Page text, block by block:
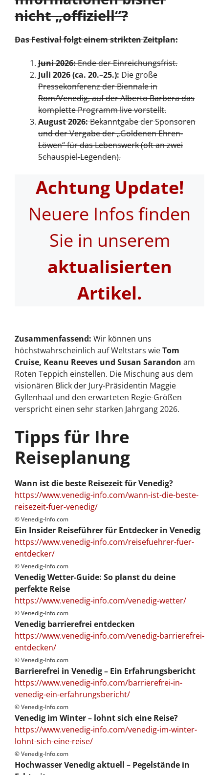
nicht „offiziell“?
Das Festival folgt einem strikten Zeitplan:
Juni 2026:Ende der Einreichungsfrist.
Juli 2026 (ca. 20.–25.):Die große
Pressekonferenz der Biennale in
Rom/Venedig, auf der Alberto Barbera das
komplette Programm live vorstellt.
August 2026:Bekanntgabe der Sponsoren
und der Vergabe der „Goldenen Ehren-
Löwen“ für das Lebenswerk (oft an zwei
Schauspiel-Legenden).
Achtung Update!
Neuere Infos finden
Sie in unserem
aktualisierten
Artikel.
Zusammenfassend: Wir können uns
höchstwahrscheinlich auf Weltstars wieTom
Cruise, Keanu Reeves und Susan Sarandon am
Roten Teppich einstellen. Die Mischung aus dem
visionären Blick der Jury-Präsidentin Maggie
Gyllenhaal und den erwarteten Regie-Größen
verspricht einen sehr starken Jahrgang 2026.
Tipps für Ihre
Reiseplanung
Wann ist die beste Reisezeit für Venedig?
https://www.venedig-info.com/wann-ist-die-beste-
reisezeit-fuer-venedig/
© Venedig-Info.com
Ein Insider Reiseführer für Entdecker in Venedig
https://www.venedig-info.com/reisefuehrer-fuer-
entdecker/
© Venedig-Info.com
Venedig Wetter-Guide: So planst du deine
perfekte Reise
https://www.venedig-info.com/venedig-wetter/
© Venedig-Info.com
Venedig barrierefrei entdecken
https://www.venedig-info.com/venedig-barrierefrei-
entdecken/
© Venedig-Info.com
Barrierefrei in Venedig – Ein Erfahrungsbericht
https://www.venedig-info.com/barrierefrei-in-
venedig-ein-erfahrungsbericht/
© Venedig-Info.com
Venedig im Winter – lohnt sich eine Reise?
https://www.venedig-info.com/venedig-im-winter-
lohnt-sich-eine-reise/
© Venedig-Info.com
Hochwasser Venedig aktuell – Pegelstände in